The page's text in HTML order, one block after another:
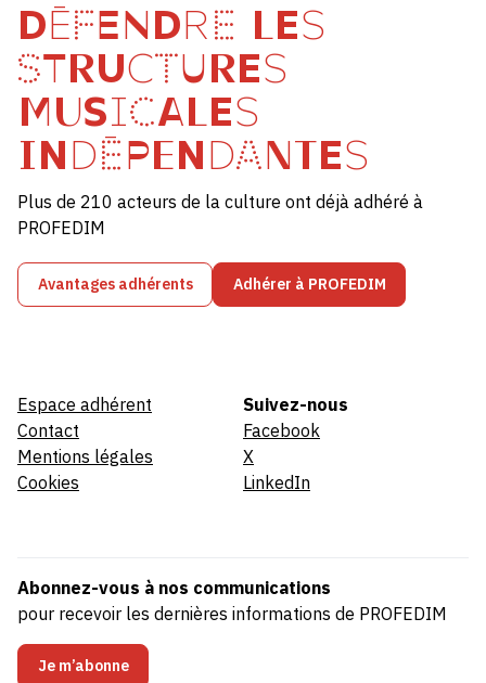
DÉFENDRE LES
STRUCTURES
MUSICALES
INDÉPENDANTES
Plus de 210 acteurs de la culture ont déjà adhéré à
PROFEDIM
Avantages adhérents Adhérer à PROFEDIM
Espace adhérent
Contact
Mentions légales
Cookies
Suivez-nous
Facebook
X
LinkedIn
Abonnez-vous à nos communications
pour recevoir les dernières informations de PROFEDIM
Je m’abonne